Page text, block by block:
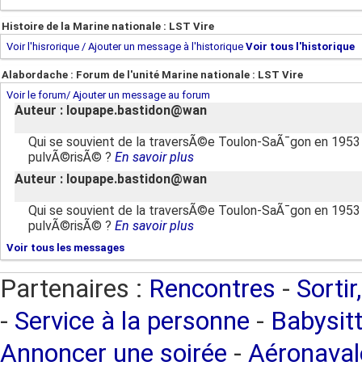
Histoire de la Marine nationale : LST Vire
Voir l'hisrorique / Ajouter un message à l'historique Voir tous l'historique
Alabordache : Forum de l'unité Marine nationale : LST Vire
Voir le forum/ Ajouter un message au forum
Auteur : loupape.bastidon@wan
Qui se souvient de la traversÃ©e Toulon-SaÃ¯gon en
pulvÃ©risÃ© ? En savoir plus
Auteur : loupape.bastidon@wan
Qui se souvient de la traversÃ©e Toulon-SaÃ¯gon en
pulvÃ©risÃ© ? En savoir plus
Voir tous les messages
Partenaires : Rencontres -
- Service à la personne -
Annoncer une soirée -